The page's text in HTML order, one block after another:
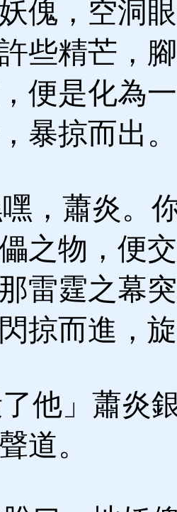
傀，空洞
些精芒，
便是化為
暴掠而出。
，蕭炎。
之物，便
雷霆之幕
掠而進，
他」蕭炎
道。